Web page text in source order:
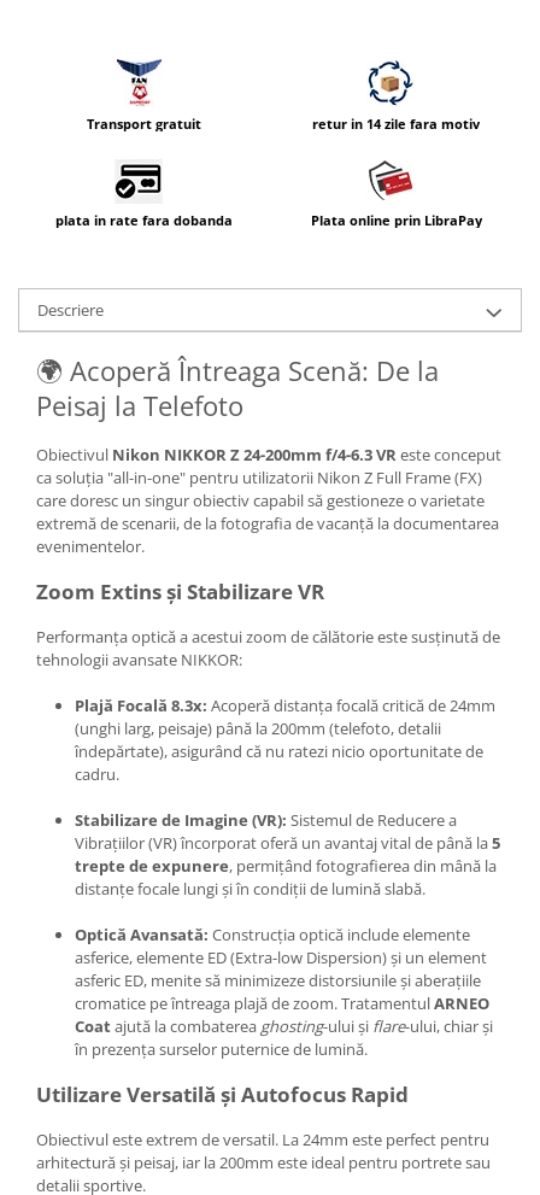
Transport gratuit retur in 14 zile fara motiv
plata in rate fara dobanda Plata online prin LibraPay
Descriere
🌍 Acoperă Întreaga Scenă: De la
Peisaj la Telefoto
Obiectivul Nikon NIKKOR Z 24-200mm f/4-6.3 VReste conceput
ca soluția "all-in-one" pentru utilizatorii Nikon Z Full Frame (FX)
care doresc un singur obiectiv capabil să gestioneze o varietate
extremă de scenarii, de la fotografia de vacanță la documentarea
evenimentelor.
Zoom Extins și Stabilizare VR
Performanța optică a acestui zoom de călătorie este susținută de
tehnologii avansate NIKKOR:
Plajă Focală 8.3x: Acoperă distanța focală critică de 24mm
(unghi larg, peisaje) până la 200mm (telefoto, detalii
îndepărtate), asigurând că nu ratezi nicio oportunitate de
cadru.
Stabilizare de Imagine (VR): Sistemul de Reducere a
Vibrațiilor (VR) încorporat oferă un avantaj vital de până la5
trepte de expunere, permițând fotografierea din mână la
distanțe focale lungi și în condiții de lumină slabă.
Optică Avansată: Construcția optică include elemente
asferice, elemente ED (Extra-low Dispersion) și un element
asferic ED, menite să minimizeze distorsiunile și aberațiile
cromatice pe întreaga plajă de zoom. TratamentulARNEO
Coatajută la combaterea ghosting-ului și flare-ului, chiar și
în prezența surselor puternice de lumină.
Utilizare Versatilă și Autofocus Rapid
Obiectivul este extrem de versatil. La 24mm este perfect pentru
arhitectură și peisaj, iar la 200mm este ideal pentru portrete sau
detalii sportive.